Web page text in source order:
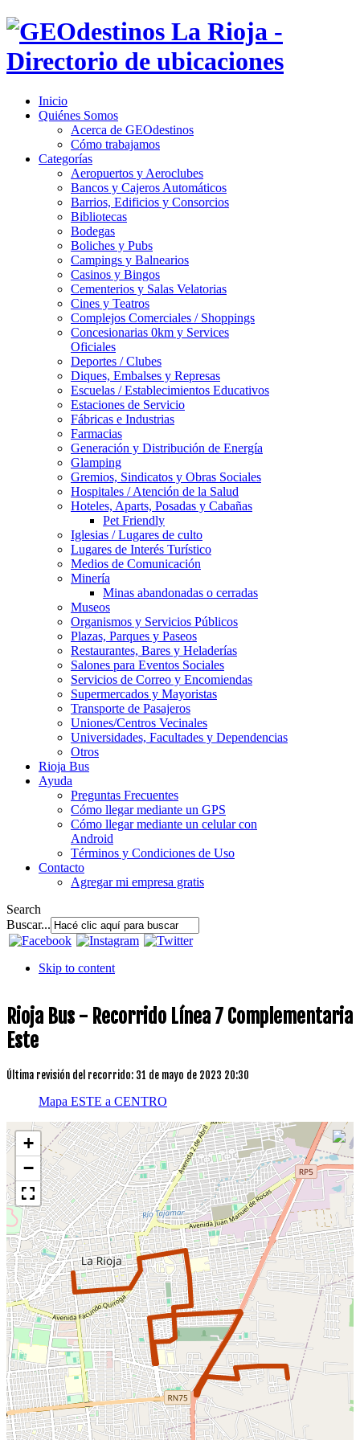
Inicio
Quiénes Somos
Acerca de GEOdestinos
Cómo trabajamos
Categorías
Aeropuertos y Aeroclubes
Bancos y Cajeros Automáticos
Barrios, Edificios y Consorcios
Bibliotecas
Bodegas
Boliches y Pubs
Campings y Balnearios
Casinos y Bingos
Cementerios y Salas Velatorias
Cines y Teatros
Complejos Comerciales / Shoppings
Concesionarias 0km y Services
Oficiales
Deportes / Clubes
Diques, Embalses y Represas
Escuelas / Establecimientos Educativos
Estaciones de Servicio
Fábricas e Industrias
Farmacias
Generación y Distribución de Energía
Glamping
Gremios, Sindicatos y Obras Sociales
Hospitales / Atención de la Salud
Hoteles, Aparts, Posadas y Cabañas
Pet Friendly
Iglesias / Lugares de culto
Lugares de Interés Turístico
Medios de Comunicación
Minería
Minas abandonadas o cerradas
Museos
Organismos y Servicios Públicos
Plazas, Parques y Paseos
Restaurantes, Bares y Heladerías
Salones para Eventos Sociales
Servicios de Correo y Encomiendas
Supermercados y Mayoristas
Transporte de Pasajeros
Uniones/Centros Vecinales
Universidades, Facultades y Dependencias
Otros
Rioja Bus
Ayuda
Preguntas Frecuentes
Cómo llegar mediante un GPS
Cómo llegar mediante un celular con
Android
Términos y Condiciones de Uso
Contacto
Agregar mi empresa gratis
Search
Buscar...
Skip to content
Rioja Bus - Recorrido Línea 7 Complementaria
Este
Última revisión del recorrido: 31 de mayo de 2023 20:30
Mapa ESTE a CENTRO
+
−